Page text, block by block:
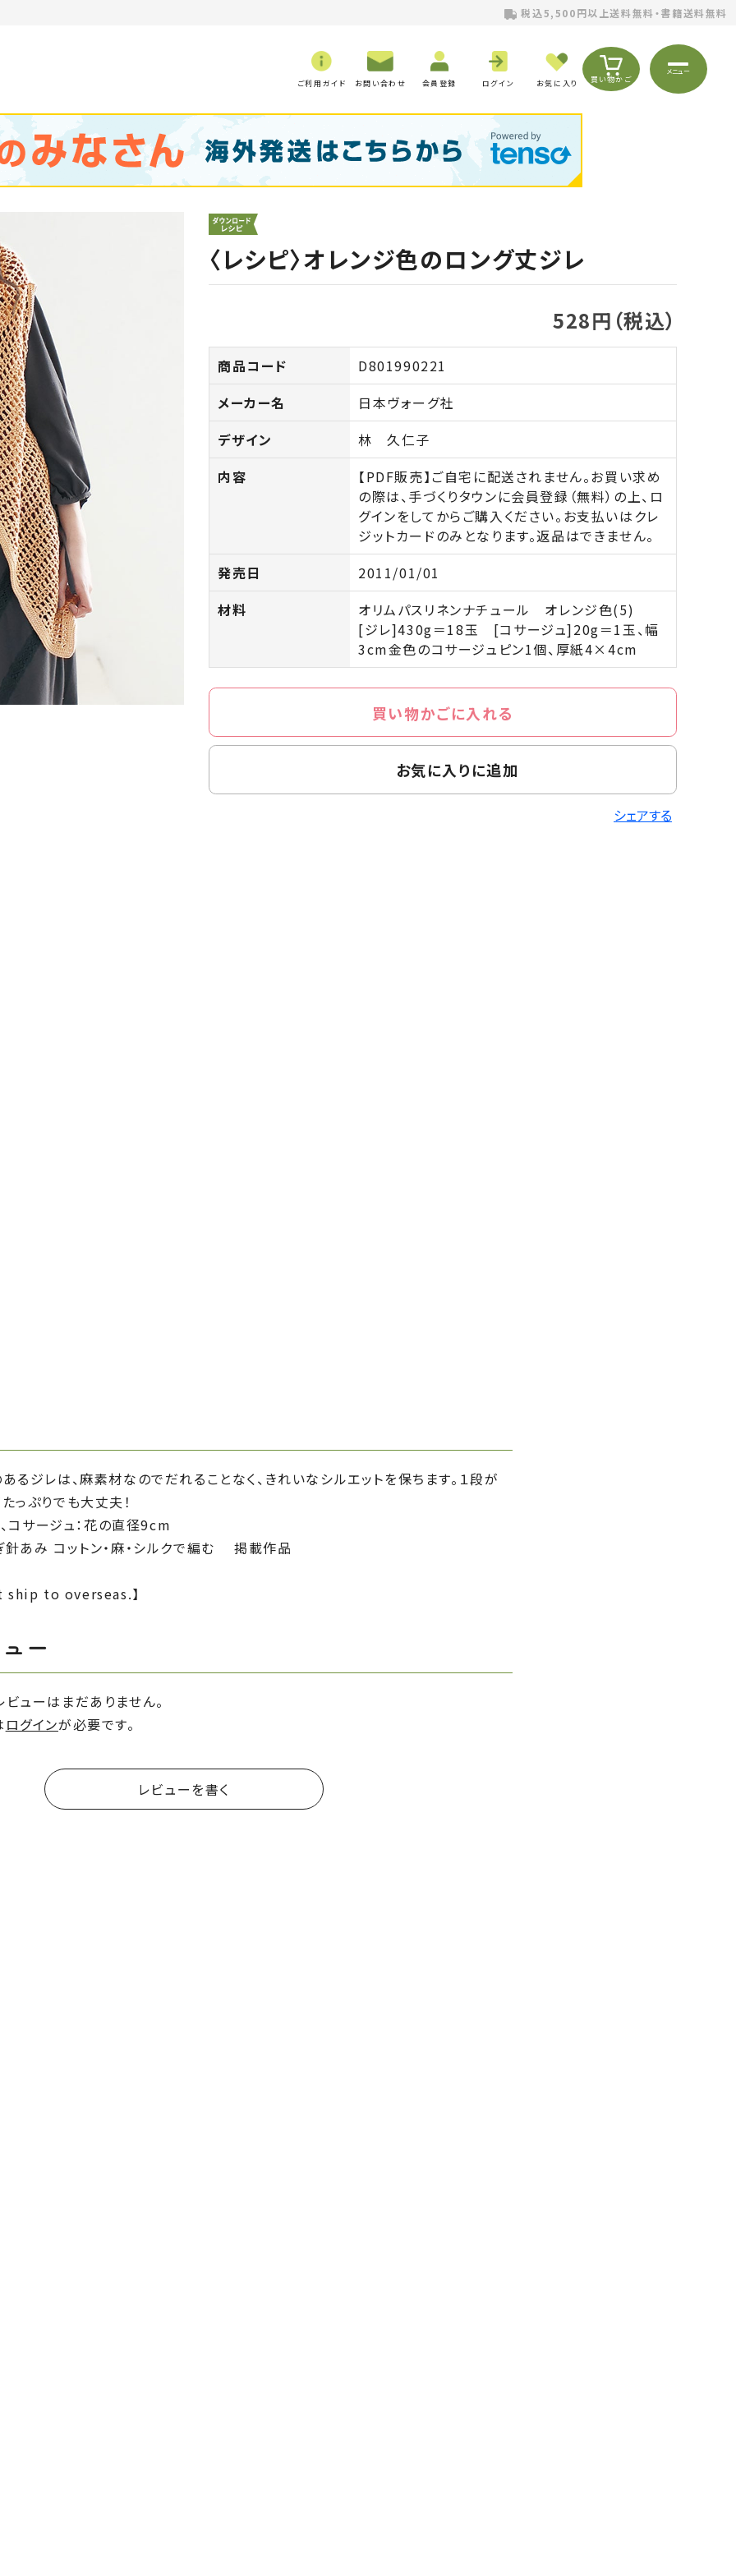
税込5,500円以上送料無料・書籍送料無料
ご利用ガイド お問い合わせ 会員登録 ログイン お気に入り 買い物かご
メニュー
〈レシピ〉オレンジ色のロング丈ジレ
528円（税込）
商品コード
D801990221
メーカー名
日本ヴォーグ社
デザイン
林 久仁子
内容
【PDF販売】ご自宅に配送されません。お買い求め
の際は、手づくりタウンに会員登録（無料）の上、ロ
グインをしてからご購入ください。お支払いはクレ
ジットカードのみとなります。返品はできません。
発売日
2011/01/01
材料
オリムパスリネンナチュール オレンジ色(5)
[ジレ]430g＝18玉 [コサージュ]20g＝1玉、幅
3cm金色のコサージュピン1個、厚紙4×4cm
買い物かごに入れる
お気に入りに追加
シェアする
るジレは、麻素材なのでだれることなく、きれいなシルエットを保ちます。１段が
っぷりでも大丈夫！
コサージュ：花の直径9cm
あみ コットン・麻・シルクで編む 掲載作品
to overseas.】
ー
ューはまだありません。
ログインが必要です。
レビューを書く